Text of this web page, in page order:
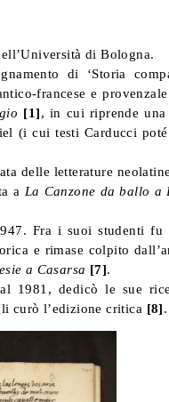
di Bologna.
di ‘Storia
francese e
[1], in cui riprende una
(i cui testi Carducci poté
delle letterature
a La Canzone da ballo a
Fra i suoi studenti fu
e rimase colpito
a Casarsa [7].
1981, dedicò le sue
curò l’edizione critica [8].